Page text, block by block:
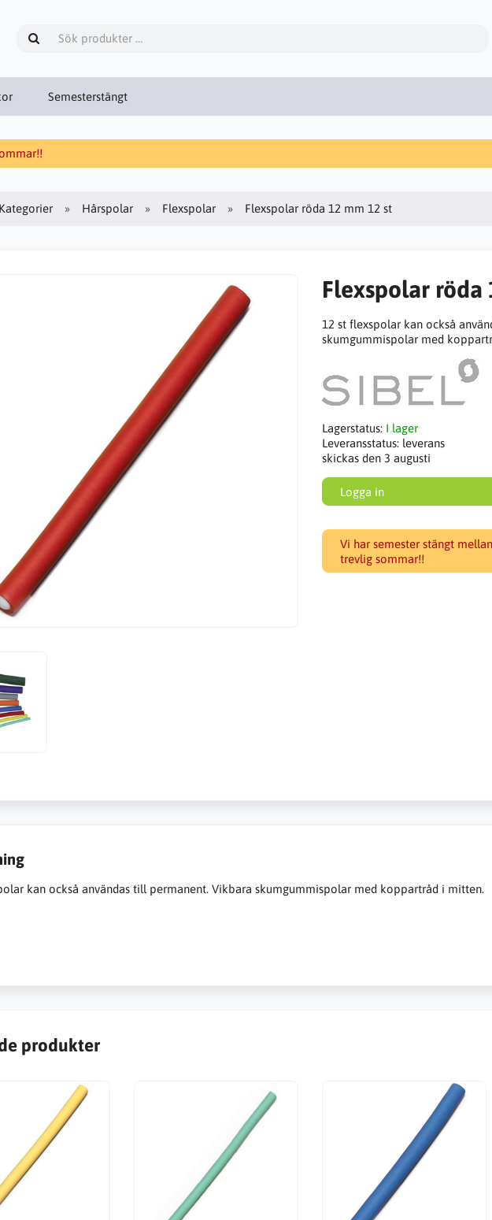
Semesterstängt
Hårspolar Flexspolar Flexspolar röda 12 mm 12 st
Flexspolar röda
12 st flexspolar kan också
skumgummispolar med
Lagerstatus: I lager
Leveransstatus: leverans
skickas den 3 augusti
Logga in
Vi har semester stängt
trevlig sommar!!
kan också användas till permanent.Vikbara skumgummispolar med koppartråd i mitten.
produkter